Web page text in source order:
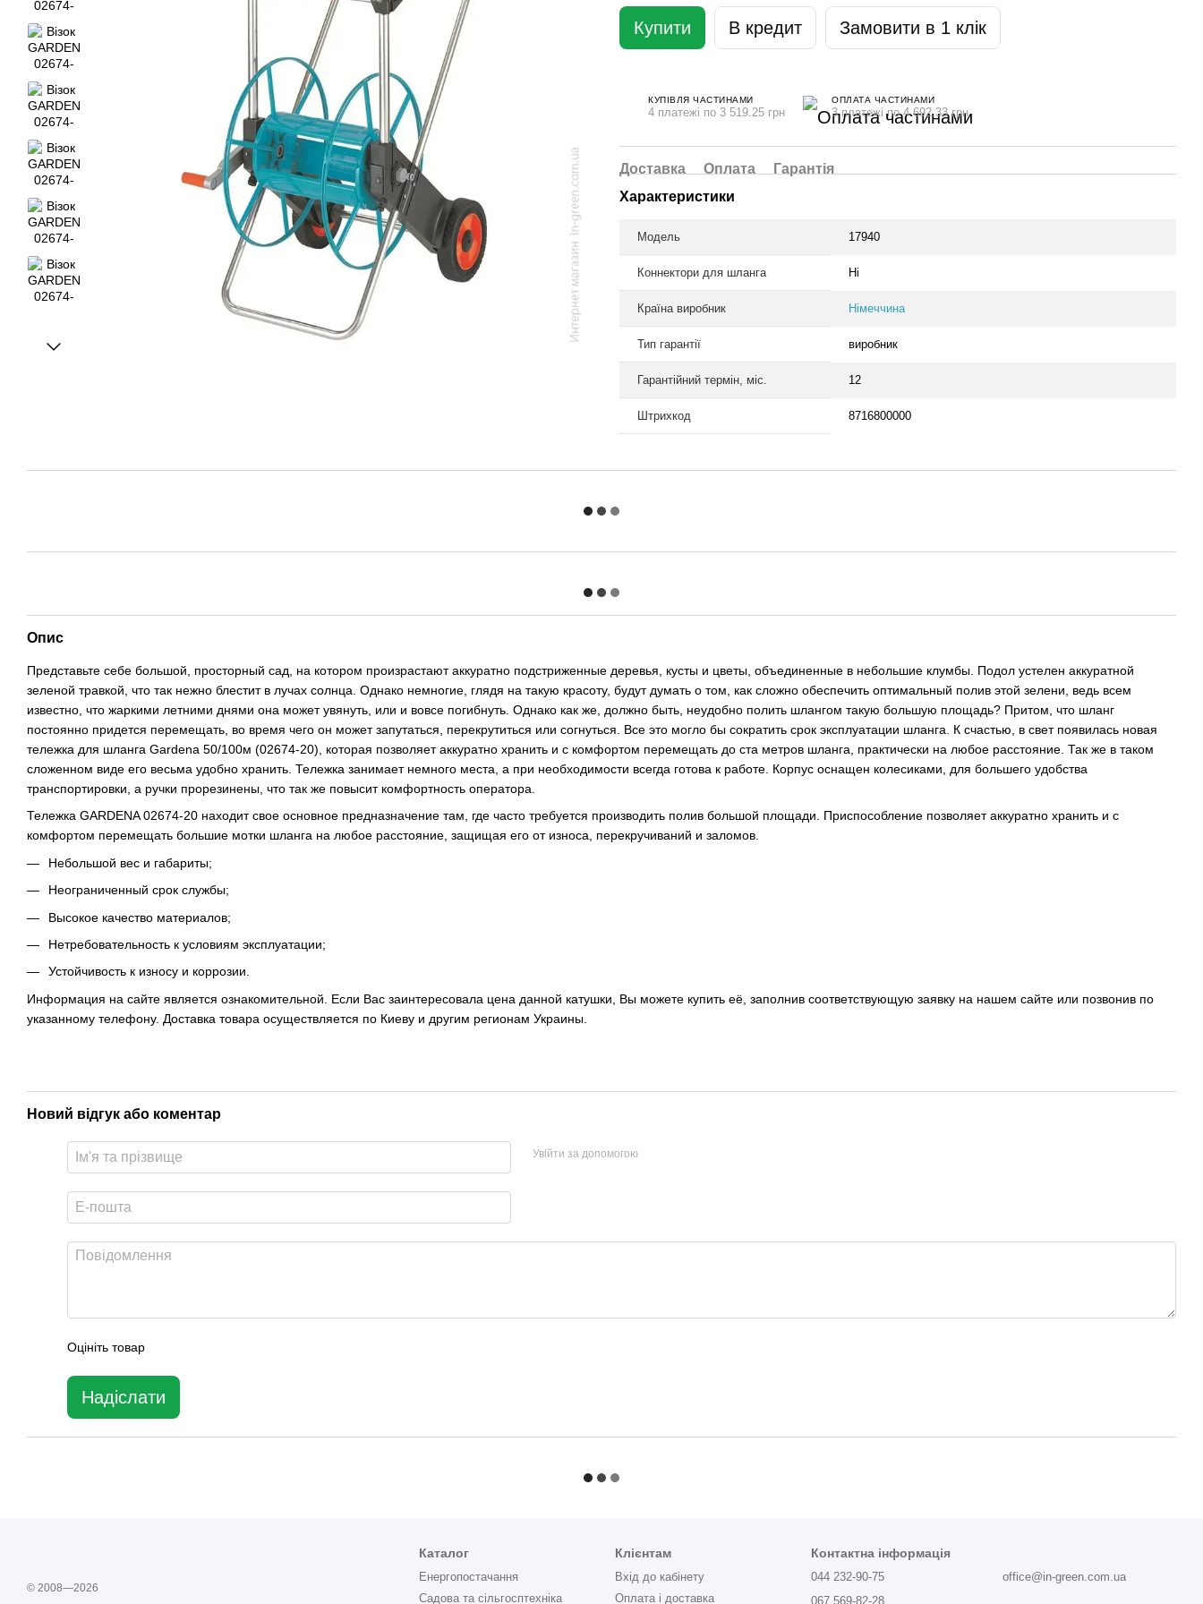
Купити В кредит Замовити в 1 клік
КУПІВЛЯ ЧАСТИНАМИ
4 платежі по 3 519.25 грн
ОПЛАТА ЧАСТИНАМИ
3 платежі по 4 692.33 грн
Доставка Оплата
Гарантія
Характеристики
Модель 17940
Коннектори для шланга Ні
Країна виробник Німеччина
Тип гарантії виробник
Гарантійний термін, міс. 12
Штрихкод 8716800000
Опис
Представьте себе большой, просторный сад, на котором произрастают аккуратно подстриженные деревья, кусты и цветы, объединенные в небольшие клумбы. Подол устелен аккуратной
зеленой травкой, что так нежно блестит в лучах солнца. Однако немногие, глядя на такую красоту, будут думать о том, как сложно обеспечить оптимальный полив этой зелени, ведь всем
известно, что жаркими летними днями она может увянуть, или и вовсе погибнуть. Однако как же, должно быть, неудобно полить шлангом такую большую площадь? Притом, что шланг
постоянно придется перемещать, во время чего он может запутаться, перекрутиться или согнуться. Все это могло бы сократить срок эксплуатации шланга. К счастью, в свет появилась новая
тележка для шланга Gardena 50/100м (02674-20), которая позволяет аккуратно хранить и с комфортом перемещать до ста метров шланга, практически на любое расстояние. Так же в таком
сложенном виде его весьма удобно хранить. Тележка занимает немного места, а при необходимости всегда готова к работе. Корпус оснащен колесиками, для большего удобства
транспортировки, а ручки прорезинены, что так же повысит комфортность оператора.
Тележка GARDENA 02674-20 находит свое основное предназначение там, где часто требуется производить полив большой площади. Приспособление позволяет аккуратно хранить и с
комфортом перемещать большие мотки шланга на любое расстояние, защищая его от износа, перекручиваний и заломов.
Небольшой вес и габариты;
Неограниченный срок службы;
Высокое качество материалов;
Нетребовательность к условиям эксплуатации;
Устойчивость к износу и коррозии.
Информация на сайте является ознакомительной. Если Вас заинтересовала цена данной катушки, Вы можете купить её, заполнив соответствующую заявку на нашем сайте или позвонив по
указанному телефону. Доставка товара осуществляется по Киеву и другим регионам Украины.
Новий відгук або коментар
Увійти за допомогою
Оцініть товар
Надіслати
© 2008—2026
Каталог
Енергопостачання
Садова та сільгосптехніка
Клієнтам
Вхід до кабінету
Оплата і доставка
Контактна інформація
044 232-90-75
067 569-82-28
office@in-green.com.ua